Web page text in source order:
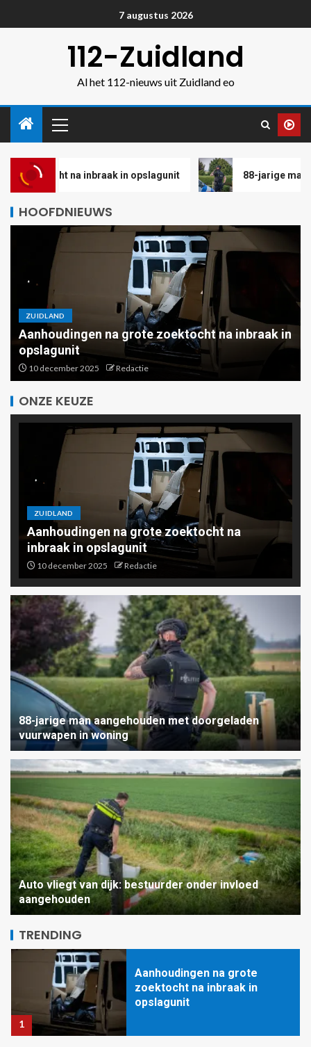
7 augustus 2026
112-Zuidland
Al het 112-nieuws uit Zuidland eo
na inbraak in opslagunit 88-jarige man
HOOFDNIEUWS
ZUIDLAND
Aanhoudingen na grote zoektocht na inbraak in
opslagunit
10 december 2025 Redactie
ONZE KEUZE
ZUIDLAND
Aanhoudingen na grote zoektocht na
inbraak in opslagunit
10 december 2025 Redactie
88-jarige man aangehouden met doorgeladen
vuurwapen in woning
Auto vliegt van dijk: bestuurder onder invloed
aangehouden
TRENDING
Fietser zwaargewond na
aanrijding met vuilniswagen
1
Aanhoudingen na grote
zoektocht na inbraak in
opslagunit